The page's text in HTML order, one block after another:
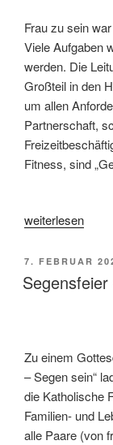
­Frau zu sein
Viele Aufgaben
werden. Die
Großteil in den
um allen
Partnerschaft,
Fitness, sind
„Das
der
weiterlesen
AM
7. FEBRUAR
Zu einem
– Segen sein“
die Katholische
Familien- und
alle Paare (von